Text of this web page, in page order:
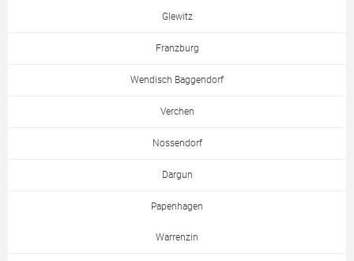
Glewitz
Franzburg
Wendisch Baggendorf
Verchen
Nossendorf
Dargun
Papenhagen
Warrenzin